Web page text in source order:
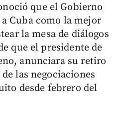
que el Gobierno
Cuba como la mejor
la mesa de diálogos
que el presidente de
anunciara su retiro
las negociaciones
desde febrero del